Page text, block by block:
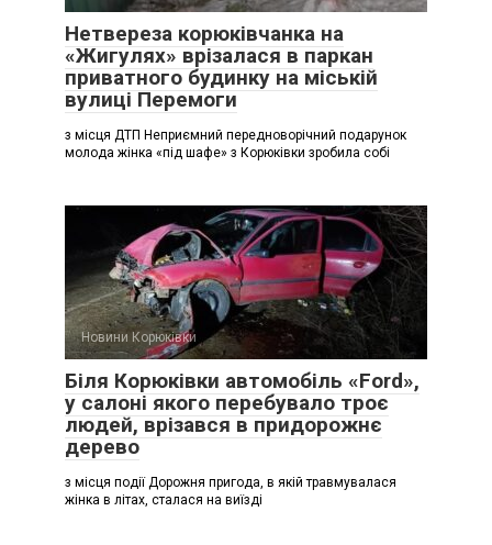
Нетвереза корюківчанка на
«Жигулях» врізалася в паркан
приватного будинку на міській
вулиці Перемоги
з місця ДТП Неприємний передноворічний подарунок
молода жінка «під шафе» з Корюківки зробила собі
Новини Корюківки
Біля Корюківки автомобіль «Ford»,
у салоні якого перебувало троє
людей, врізався в придорожнє
дерево
з місця події Дорожня пригода, в якій травмувалася
жінка в літах, сталася на виїзді